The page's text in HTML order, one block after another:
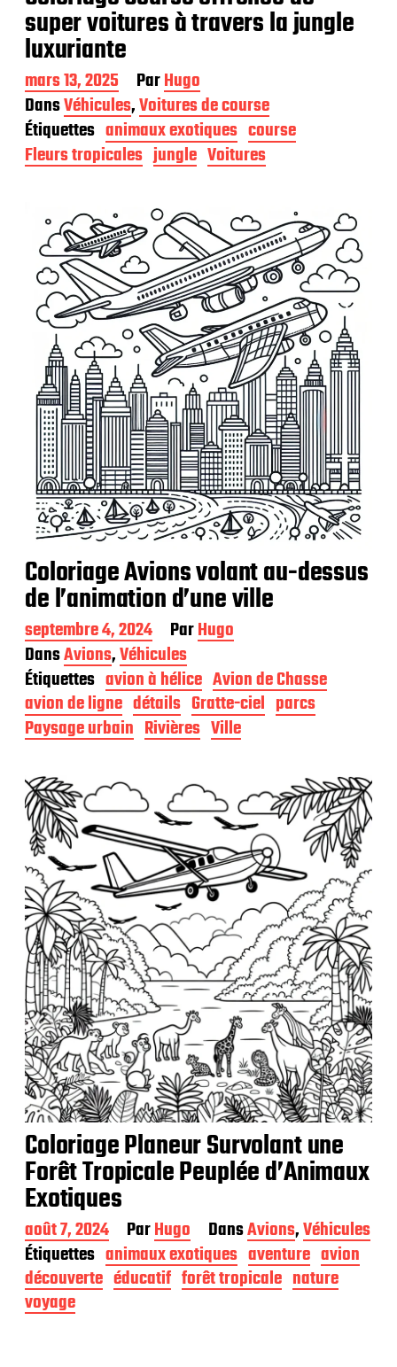
super voitures à travers la jungle
luxuriante
D
a
t
e
d
e
mars 13, 2025 ParHugo
DansVéhicules,Voitures de course
Étiquettes animaux exotiques course
Fleurs tropicales jungle Voitures
Coloriage Avions volant au-dessus
de l’animation d’une ville
D
a
t
e
d
e
p
b
l
i
c
a
t
i
o
n
septembre 4, 2024 ParHugo
DansAvions,Véhicules
Étiquettes avion à hélice Avion de Chasse
avion de ligne détails Gratte-ciel parcs
Paysage urbain Rivières Ville
Coloriage Planeur Survolant une
Forêt Tropicale Peuplée d’Animaux
Exotiques
D
a
t
e
d
e
août 7, 2024 ParHugo DansAvions,Véhicules
Étiquettes animaux exotiques aventure avion
découverte éducatif forêt tropicale nature
voyage